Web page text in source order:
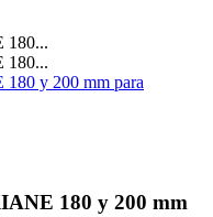
180 y 200 mm